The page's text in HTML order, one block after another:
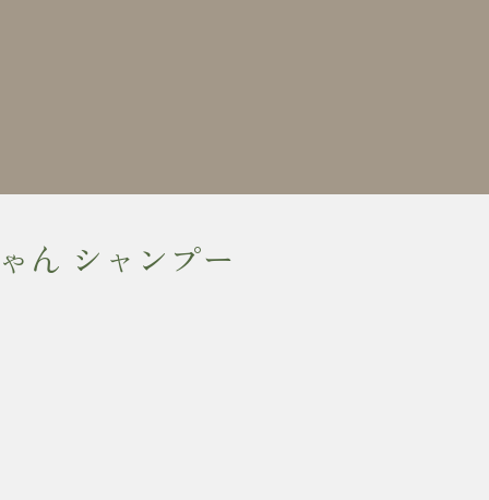
ん シャンプー